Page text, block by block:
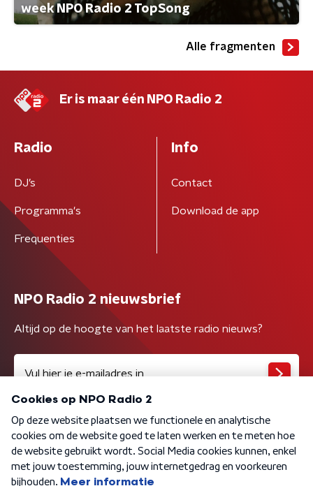
week NPO Radio 2 TopSong
Alle fragmenten
Er is maar één NPO Radio 2
Radio
DJ’s
Programma's
Frequenties
Info
Contact
Download de app
NPO Radio 2 nieuwsbrief
Altijd op de hoogte van het laatste radio nieuws?
Algemene voorwaarden